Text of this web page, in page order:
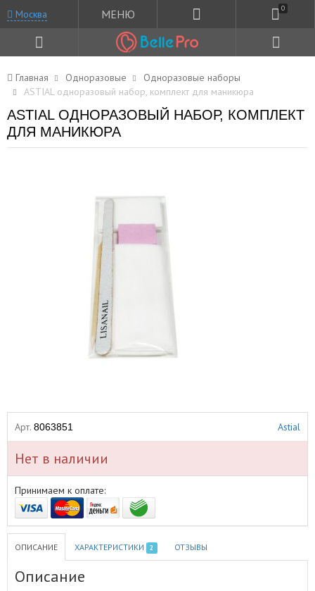
Москва МЕНЮ 0
Главная Одноразовые
Одноразовые наборы
ASTIAL одноразовый набор, комплект для маникюра
ASTIAL ОДНОРАЗОВЫЙ НАБОР, КОМПЛЕКТ
ДЛЯ МАНИКЮРА
Арт. 8063851 Astial
Нет в наличии
Принимаем к оплате:
ОПИСАНИЕ ХАРАКТЕРИСТИКИ 2 ОТЗЫВЫ
Описание